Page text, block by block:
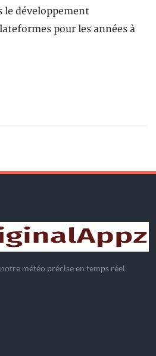
le développement
pour les années à
météo précise en temps réel.